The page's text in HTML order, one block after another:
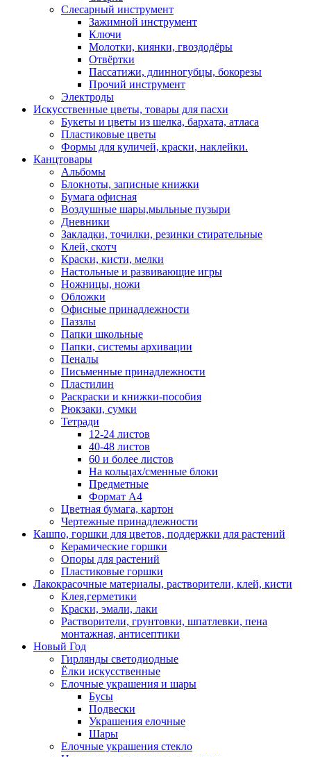
Слесарный инструмент
Зажимной инструмент
Ключи
Молотки, киянки, гвоздодёры
Отвёртки
Пассатижи, длинногубцы, бокорезы
Прочий инструмент
Электроды
Искусственные цветы, товары для пасхи
Букеты и цветы из шелка, бархата, атласа
Пластиковые цветы
Формы для куличей, краски, наклейки.
Канцтовары
Альбомы
Блокноты, записные книжки
Бумага офисная
Воздушные шары,мыльные пузыри
Дневники
Закладки, точилки, резинки стирательные
Клей, скотч
Краски, кисти, мелки
Настольные и развивающие игры
Ножницы, ножи
Обложки
Офисные принадлежности
Паззлы
Папки школьные
Папки, системы архивации
Пеналы
Письменные принадлежности
Пластилин
Раскраски и книжки-пособия
Рюкзаки, сумки
Тетради
12-24 листов
40-48 листов
60 и более листов
На кольцах/сменные блоки
Предметные
Формат А4
Цветная бумага, картон
Чертежные принадлежности
Кашпо, горшки для цветов, поддержки для растений
Керамические горшки
Опоры для растений
Пластиковые горшки
Лакокрасочные материалы, растворители, клей, кисти
Клея,герметики
Краски, эмали, лаки
Растворители, грунтовки, шпатлевки, пена
монтажная, антисептики
Новый Год
Гирлянды светодиодные
Ёлки искусственные
Елочные украшения и шары
Бусы
Подвески
Украшения елочные
Шары
Елочные украшения стекло